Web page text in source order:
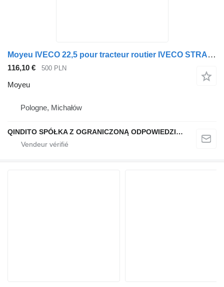
Moyeu IVECO 22,5 pour tracteur routier IVECO STRALIS
116,10 € 500 PLN
Moyeu
Pologne, Michałów
QINDITO SPÓŁKA Z OGRANICZONĄ ODPOWIEDZIALNOŚCIĄ